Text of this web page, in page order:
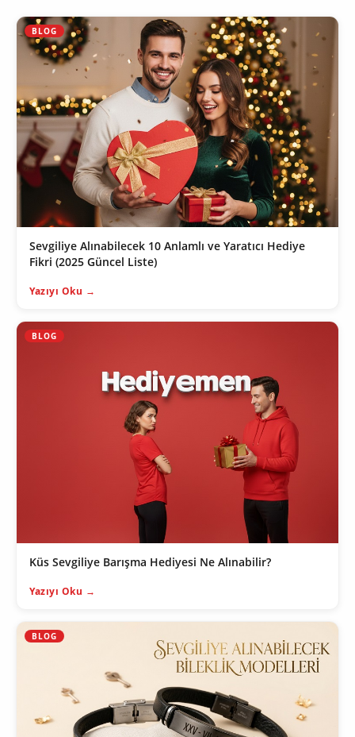
BLOG
Sevgiliye Alınabilecek 10 Anlamlı ve Yaratıcı Hediye
Fikri (2025 Güncel Liste)
Yazıyı Oku →
BLOG
Küs Sevgiliye Barışma Hediyesi Ne Alınabilir?
Yazıyı Oku →
BLOG